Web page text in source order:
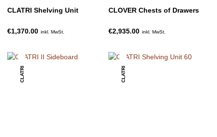
CLATRI Shelving Unit
€1,370.00 inkl. MwSt.
CLOVER Chests of Drawers
€2,935.00 inkl. MwSt.
CLATRI CLATRI